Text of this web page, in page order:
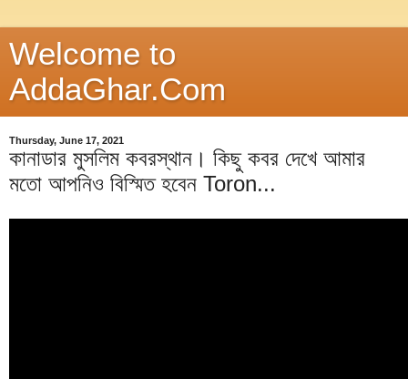
Welcome to
AddaGhar.Com
Thursday, June 17, 2021
কানাডার মুসলিম কবরস্থান। কিছু কবর দেখে আমার
মতো আপনিও বিস্মিত হবেন Toron...